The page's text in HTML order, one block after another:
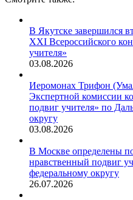
В Якутске завершился
XXI Всероссийского
учителя»
03.08.2026
Иеромонах Трифон
Экспертной комиссии
подвиг учителя» по
округу
03.08.2026
В Москве определены
нравственный подвиг
федеральному округу
26.07.2026